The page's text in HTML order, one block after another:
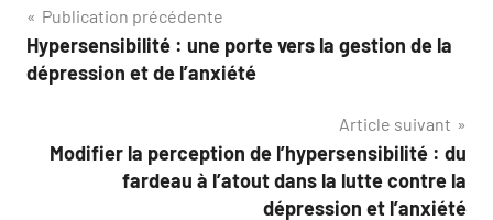
Navigation
de
Publication précédente
Hypersensibilité : une porte vers la gestion de la
dépression et de l’anxiété
Article suivant
Modifier la perception de l’hypersensibilité : du
fardeau à l’atout dans la lutte contre la
dépression et l’anxiété